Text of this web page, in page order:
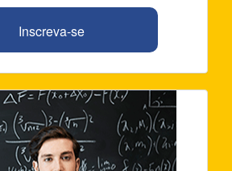
Inscreva-se